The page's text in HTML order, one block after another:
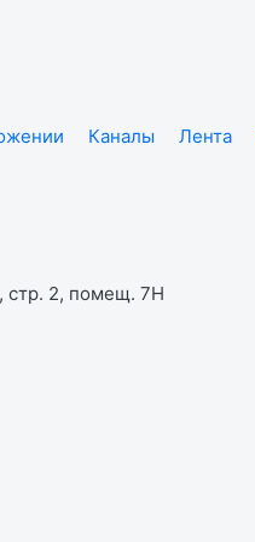
Каналы Лента
стр. 2, помещ. 7Н